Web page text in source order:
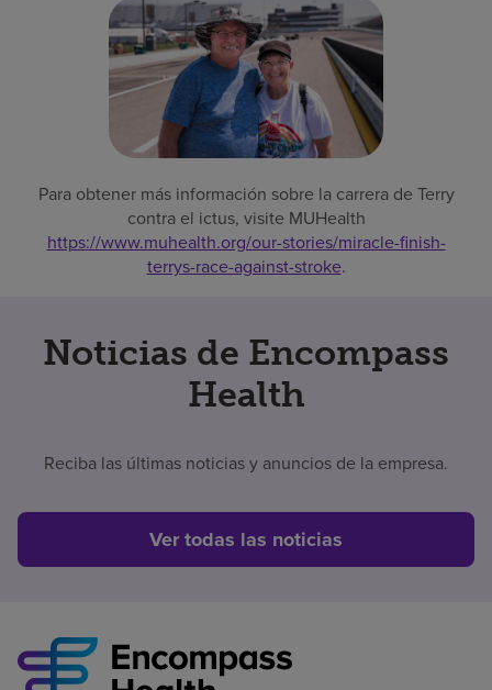
Para obtener más información sobre la carrera de Terry
contra el ictus, visite MUHealth
https://www.muhealth.org/our-stories/miracle-finish-
terrys-race-against-stroke.
Noticias de Encompass
Health
Reciba las últimas noticias y anuncios de la empresa.
Ver todas las noticias